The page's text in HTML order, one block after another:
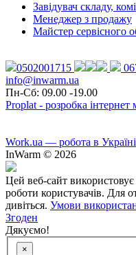
Завідувач складу,
Менеджер з продажу
Майстер сервісного
0502001715
info@inwarm.ua
Пн-Сб: 09.00 -19.00
Proplat - розробка інтернет
Work.ua — робота в Україні
InWarm © 2026
Цей веб-сайт
роботи користувачів. Для
дивіться. Умови
Згоден
Дякуємо!
×